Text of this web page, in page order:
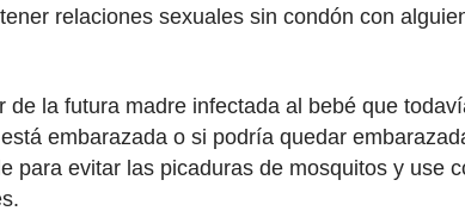
relaciones sexuales sin condón con
de la futura madre infectada al bebé que
embarazada o si podría quedar
para evitar las picaduras de mosquitos y use